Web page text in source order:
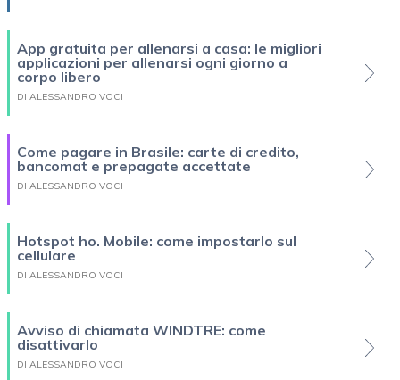
App gratuita per allenarsi a casa: le migliori
applicazioni per allenarsi ogni giorno a
corpo libero
DI ALESSANDRO VOCI
Come pagare in Brasile: carte di credito,
bancomat e prepagate accettate
DI ALESSANDRO VOCI
Hotspot ho. Mobile: come impostarlo sul
cellulare
DI ALESSANDRO VOCI
Avviso di chiamata WINDTRE: come
disattivarlo
DI ALESSANDRO VOCI